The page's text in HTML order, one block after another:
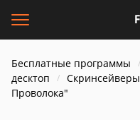
Бесплатные программы
десктоп
Скринсейверы
Проволока"